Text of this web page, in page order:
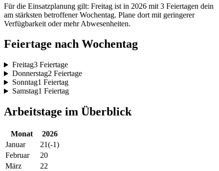
Für die Einsatzplanung gilt: Freitag ist in 2026 mit 3 Feiertagen dein
am stärksten betroffener Wochentag. Plane dort mit geringerer
Verfügbarkeit oder mehr Abwesenheiten.
Feiertage nach Wochentag
Freitag3 Feiertage
Donnerstag2 Feiertage
Sonntag1 Feiertag
Samstag1 Feiertag
Arbeitstage im Überblick
Monat
2026
Januar
21(-1)
Februar
20
März
22